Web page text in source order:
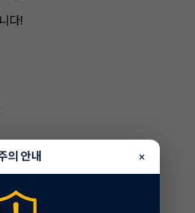
다!
eacar/15376
의 안내 ×